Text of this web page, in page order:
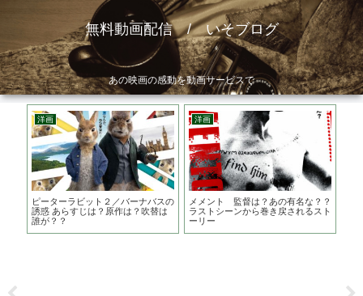
無料動画配信 / いそブログ
あの映画の感動を動画サービスで
洋画
ピーターラビット２／バーナバスの
誘惑 あらすじは？原作は？吹替は
誰が？？
洋画
メメント 監督は？あの有名な？？
ラストシーンから巻き戻されるスト
ーリー